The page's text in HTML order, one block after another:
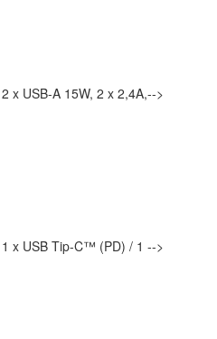
x USB-A 15W, 2 x 2,4A,-->
1 x USB Tip-C™ (PD) / 1 -->